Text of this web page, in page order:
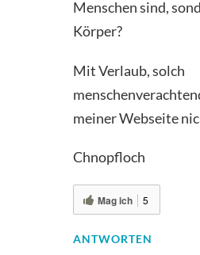
Menschen sind,
Körper?
Mit Verlaub, solch
meiner Webseite
Chnopfloch
Mag ich 5
ANTWORTEN